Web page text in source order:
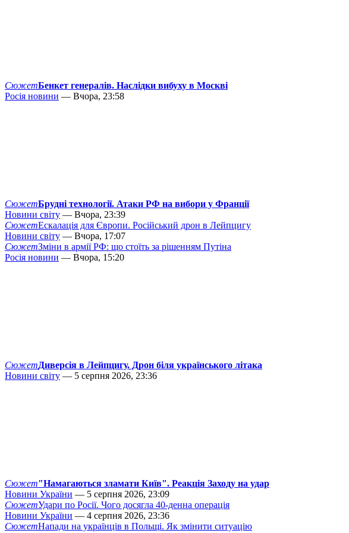
СюжетБенкет генералів. Наслідки вибуху в Москві
Росія новини — Вчора, 23:58
СюжетБрудні технології. Атаки РФ на вибори у Франції
Новини світу — Вчора, 23:39
СюжетЕскалація для Європи. Російський дрон в Лейпцигу
Новини світу — Вчора, 17:07
СюжетЗміни в армії РФ: що стоїть за рішенням Путіна
Росія новини — Вчора, 15:20
СюжетДиверсія в Лейпцигу. Дрон біля українського літака
Новини світу — 5 серпня 2026, 23:36
Сюжет"Намагаються зламати Київ". Реакція Заходу на удар
Новини України — 5 серпня 2026, 23:09
СюжетУдари по Росії. Чого досягла 40-денна операція
Новини України — 4 серпня 2026, 23:36
СюжетНапади на українців в Польщі. Як змінити ситуацію